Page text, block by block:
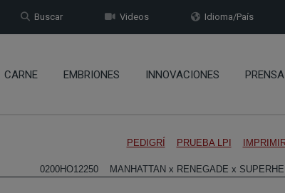
Idioma/País
Videos
Buscar
CARNE EMBRIONES INNOVACIONES PRENSA